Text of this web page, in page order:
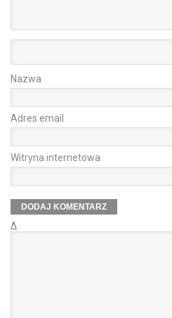
Nazwa
Adres email
Witryna internetowa
Δ